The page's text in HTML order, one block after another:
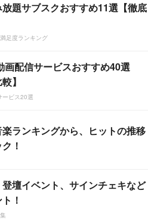
題サブスクおすすめ11選【徹底
足度ランキング
画配信サービスおすすめ40選
】
ービス20選
ランキングから、ヒットの推移
！
壇イベント、サインチェキなど
！